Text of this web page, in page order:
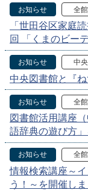
お知らせ 全館
「世田谷区家庭
回 「くまのビー
お知らせ 中央
中央図書館と『
お知らせ 全館
図書館活用講座
語辞典の遊び方
お知らせ 全館
情報検索講座～
う！～を開催し